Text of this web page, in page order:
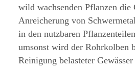
wild wachsenden Pflanzen die
Anreicherung von
in den nutzbaren
umsonst wird der Rohrkolben
Reinigung belasteter